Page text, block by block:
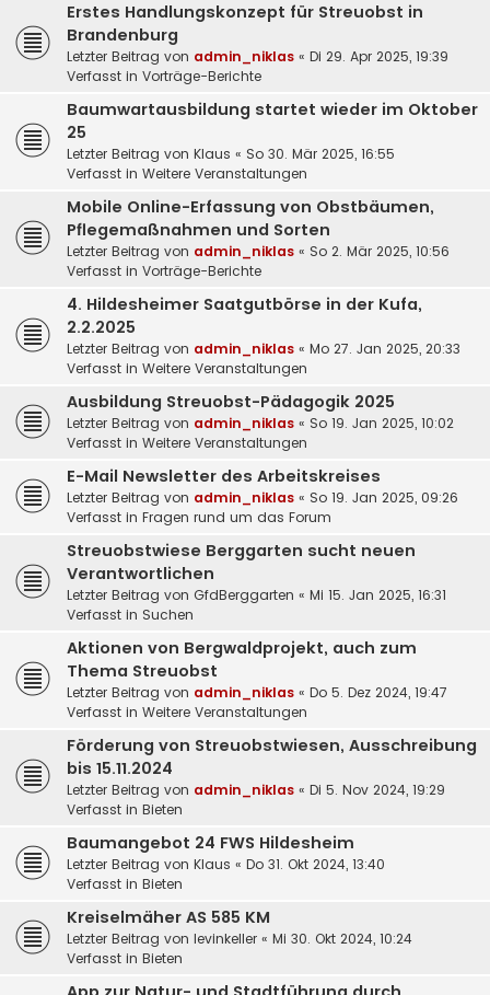
Erstes Handlungskonzept für Streuobst in
Brandenburg
Letzter Beitrag von admin_niklas « Di 29. Apr 2025, 19:39
Verfasst in Vorträge-Berichte
Baumwartausbildung startet wieder im Oktober
25
Letzter Beitrag von Klaus « So 30. Mär 2025, 16:55
Verfasst in Weitere Veranstaltungen
Mobile Online-Erfassung von Obstbäumen,
Pflegemaßnahmen und Sorten
Letzter Beitrag von admin_niklas « So 2. Mär 2025, 10:56
Verfasst in Vorträge-Berichte
4. Hildesheimer Saatgutbörse in der Kufa,
2.2.2025
Letzter Beitrag von admin_niklas « Mo 27. Jan 2025, 20:33
Verfasst in Weitere Veranstaltungen
Ausbildung Streuobst-Pädagogik 2025
Letzter Beitrag von admin_niklas « So 19. Jan 2025, 10:02
Verfasst in Weitere Veranstaltungen
E-Mail Newsletter des Arbeitskreises
Letzter Beitrag von admin_niklas « So 19. Jan 2025, 09:26
Verfasst in Fragen rund um das Forum
Streuobstwiese Berggarten sucht neuen
Verantwortlichen
Letzter Beitrag von GfdBerggarten « Mi 15. Jan 2025, 16:31
Verfasst in Suchen
Aktionen von Bergwaldprojekt, auch zum
Thema Streuobst
Letzter Beitrag von admin_niklas « Do 5. Dez 2024, 19:47
Verfasst in Weitere Veranstaltungen
Förderung von Streuobstwiesen, Ausschreibung
bis 15.11.2024
Letzter Beitrag von admin_niklas « Di 5. Nov 2024, 19:29
Verfasst in Bieten
Baumangebot 24 FWS Hildesheim
Letzter Beitrag von Klaus « Do 31. Okt 2024, 13:40
Verfasst in Bieten
Kreiselmäher AS 585 KM
Letzter Beitrag von levinkeller « Mi 30. Okt 2024, 10:24
Verfasst in Bieten